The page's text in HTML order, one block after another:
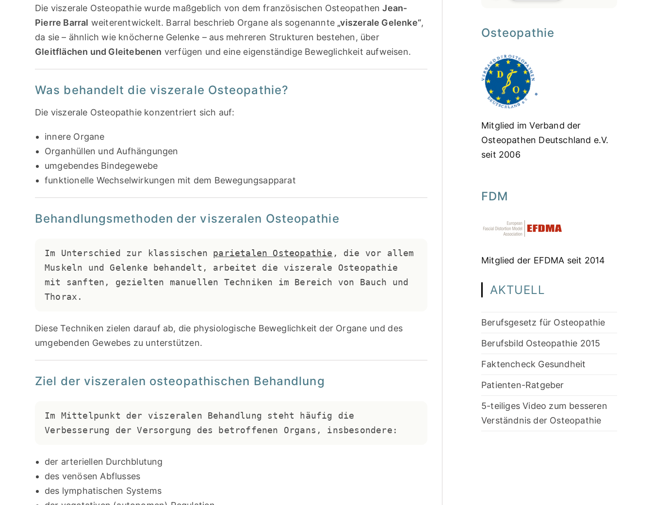
Die viszerale Osteopathie wurde maßgeblich von dem französischen OsteopathenJean-
Pierre Barral weiterentwickelt. Barral beschrieb Organe als sogenannte „viszerale Gelenke“,
da sie – ähnlich wie knöcherne Gelenke – aus mehreren Strukturen bestehen, über
Gleitflächen und Gleitebenen verfügen und eine eigenständige Beweglichkeit aufweisen.
Was behandelt die viszerale Osteopathie?
Die viszerale Osteopathie konzentriert sich auf:
innere Organe
Organhüllen und Aufhängungen
umgebendes Bindegewebe
funktionelle Wechselwirkungen mit dem Bewegungsapparat
Behandlungsmethoden der viszeralen Osteopathie
Im Unterschied zur klassischen parietalen Osteopathie , die vor allem
Muskeln und Gelenke behandelt, arbeitet die viszerale Osteopathie
mit sanften, gezielten manuellen Techniken im Bereich von Bauch und
Thorax.
Diese Techniken zielen darauf ab, die physiologische Beweglichkeit der Organe und des
umgebenden Gewebes zu unterstützen.
Ziel der viszeralen osteopathischen Behandlung
Im Mittelpunkt der viszeralen Behandlung steht häufig die
Verbesserung der Versorgung des betroffenen Organs, insbesondere:
der arteriellen Durchblutung
des venösen Abflusses
des lymphatischen Systems
Osteopathie
Mitglied im Verband der
Osteopathen Deutschland e.V.
seit 2006
FDM
Mitglied der EFDMA seit 2014
AKTUELL
Berufsgesetz für Osteopathie
Berufsbild Osteopathie 2015
Faktencheck Gesundheit
Patienten-Ratgeber
5-teiliges Video zum besseren
Verständnis der Osteopathie